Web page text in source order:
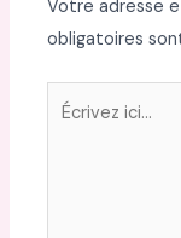
Votre adresse
obligatoires
Écrivez